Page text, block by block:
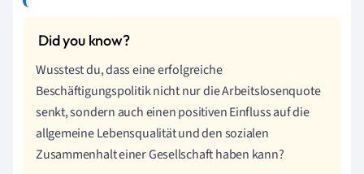
Wusstest du, dass eine erfolgreiche
Beschäftigungspolitik nicht nur die Arbeitslosenquote
senkt, sondern auch einen positiven Einfluss auf die
allgemeine Lebensqualität und den sozialen
Zusammenhalt einer Gesellschaft haben kann?